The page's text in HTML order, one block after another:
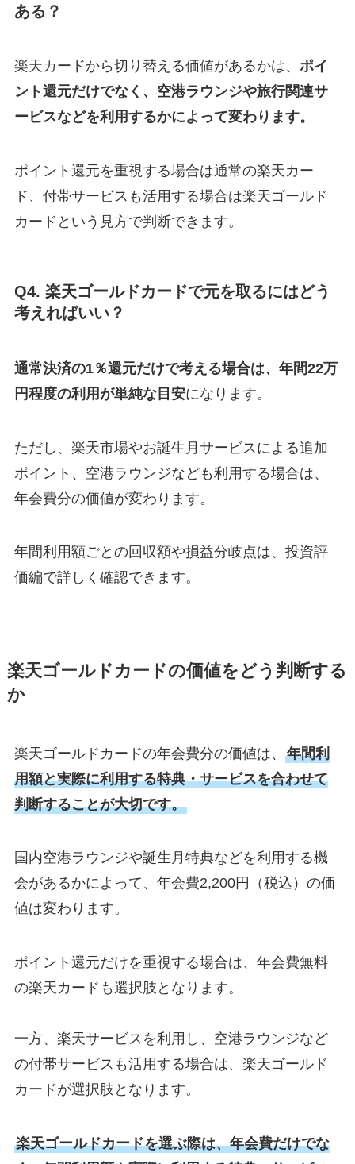
ある？
楽天カードから切り替える価値があるかは、 ポイ
ント還元だけでなく、空港ラウンジや旅行関連サ
ービスなどを利用するかによって変わります。
ポイント還元を重視する場合は通常の楽天カー
ド、付帯サービスも活用する場合は楽天ゴールド
カードという見方で判断できます。
Q4. 楽天ゴールドカードで元を取るにはどう
考えればいい？
通常決済の1％還元だけで考える場合は、年間22万
円程度の利用が単純な目安になります。
ただし、楽天市場やお誕生月サービスによる追加
ポイント、空港ラウンジなども利用する場合は、
年会費分の価値が変わります。
年間利用額ごとの回収額や損益分岐点は、投資評
価編で詳しく確認できます。
楽天ゴールドカードの価値をどう判断する
か
楽天ゴールドカードの年会費分の価値は、 年間利
用額と実際に利用する特典・サービスを合わせて
判断することが大切です。
国内空港ラウンジや誕生月特典などを利用する機
会があるかによって、年会費2,200円（税込）の価
値は変わります。
ポイント還元だけを重視する場合は、年会費無料
の楽天カードも選択肢となります。
一方、楽天サービスを利用し、空港ラウンジなど
の付帯サービスも活用する場合は、楽天ゴールド
カードが選択肢となります。
楽天ゴールドカードを選ぶ際は、年会費だけでな